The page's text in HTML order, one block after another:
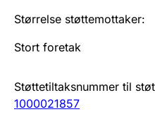
Størrelse støttemottaker:
Stort foretak
Støttetiltaksnummer til
1000021857